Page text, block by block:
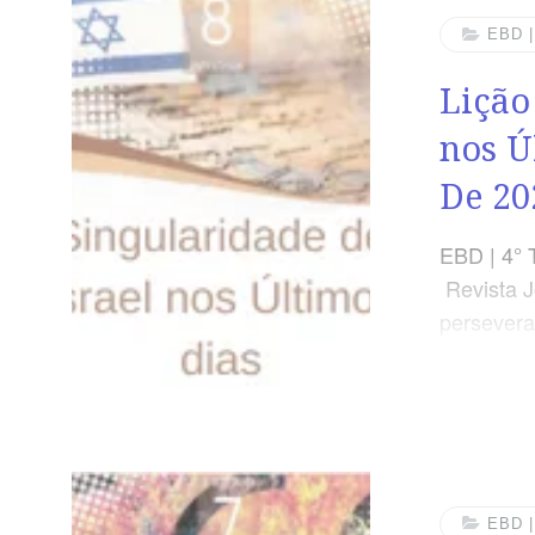
intervirá
EBD
nos
De
EBD | 4°
Revista
menina
EBD